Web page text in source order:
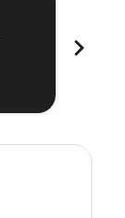
chevron_right